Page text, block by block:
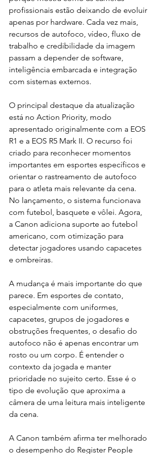
profissionais estão deixando de evoluir
apenas por hardware. Cada vez mais,
recursos de autofoco, vídeo, fluxo de
trabalho e credibilidade da imagem
passam a depender de software,
inteligência embarcada e integração
com sistemas externos.
O principal destaque da atualização
está no Action Priority, modo
apresentado originalmente com a EOS
R1 e a EOS R5 Mark II. O recurso foi
criado para reconhecer momentos
importantes em esportes específicos e
orientar o rastreamento de autofoco
para o atleta mais relevante da cena.
No lançamento, o sistema funcionava
com futebol, basquete e vôlei. Agora,
a Canon adiciona suporte ao futebol
americano, com otimização para
detectar jogadores usando capacetes
e ombreiras.
A mudança é mais importante do que
parece. Em esportes de contato,
especialmente com uniformes,
capacetes, grupos de jogadores e
obstruções frequentes, o desafio do
autofoco não é apenas encontrar um
rosto ou um corpo. É entender o
contexto da jogada e manter
prioridade no sujeito certo. Esse é o
tipo de evolução que aproxima a
câmera de uma leitura mais inteligente
da cena.
A Canon também afirma ter melhorado
o desempenho do Register People